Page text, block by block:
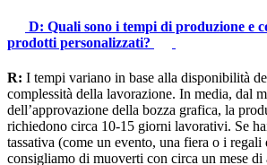
D: Quali sono i tempi di produzione e
prodotti personalizzati?
R: I tempi variano in base alla disponibilità
complessità della lavorazione. In media, dal
dell’approvazione della bozza grafica, la
richiedono circa 10-15 giorni lavorativi. Se
tassativa (come un evento, una fiera o i
consigliamo di muoverti con circa un mese di